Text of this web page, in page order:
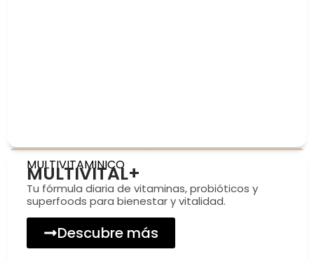
MULTIVITAMINICO
MULTIVITAL+
Tu fórmula diaria de vitaminas, probióticos y
superfoods para bienestar y vitalidad.
Descubre más